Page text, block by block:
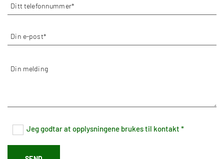
Jeg godtar at opplysningene brukes til kontakt *